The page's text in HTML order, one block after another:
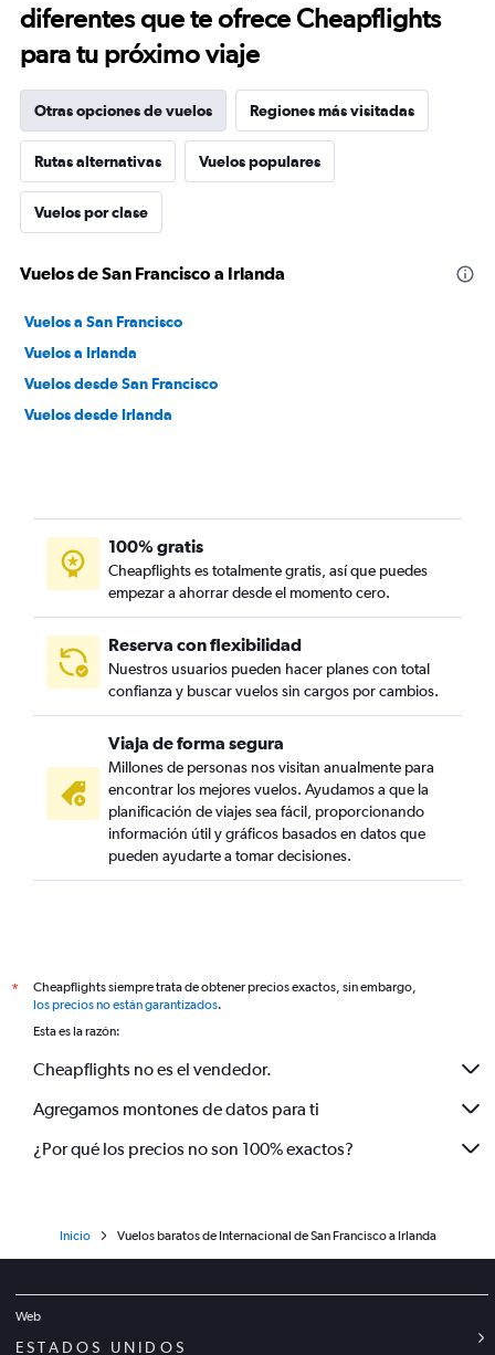
diferentes que te ofrece Cheapflights
para tu próximo viaje
Otras opciones de vuelos Regiones más visitadas
Rutas alternativas Vuelos populares
Vuelos por clase
Vuelos de San Francisco a Irlanda
Vuelos a San Francisco
Vuelos a Irlanda
Vuelos desde San Francisco
Vuelos desde Irlanda
100% gratis
Cheapflights es totalmente gratis, así que puedes
empezar a ahorrar desde el momento cero.
Reserva con flexibilidad
Nuestros usuarios pueden hacer planes con total
confianza y buscar vuelos sin cargos por cambios.
Viaja de forma segura
Millones de personas nos visitan anualmente para
encontrar los mejores vuelos. Ayudamos a que la
planificación de viajes sea fácil, proporcionando
información útil y gráficos basados en datos que
pueden ayudarte a tomar decisiones.
*
Cheapflights siempre trata de obtener precios exactos, sin embargo,
los precios no están garantizados.
Esta es la razón:
Cheapflights no es el vendedor.
Agregamos montones de datos para ti
¿Por qué los precios no son 100% exactos?
Inicio Vuelos baratos de Internacional de San Francisco a Irlanda
Web
ESTADOS UNIDOS